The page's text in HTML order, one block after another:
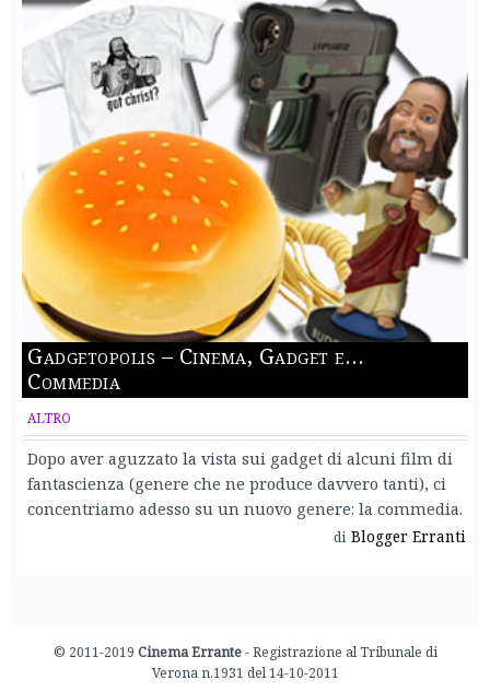
Gadgetopolis – Cinema, Gadget e…
Commedia
ALTRO
Dopo aver aguzzato la vista sui gadget di alcuni film di
fantascienza (genere che ne produce davvero tanti), ci
concentriamo adesso su un nuovo genere: la commedia.
di Blogger Erranti
© 2011-2019 Cinema Errante- Registrazione al Tribunale di
Verona n.1931 del 14-10-2011